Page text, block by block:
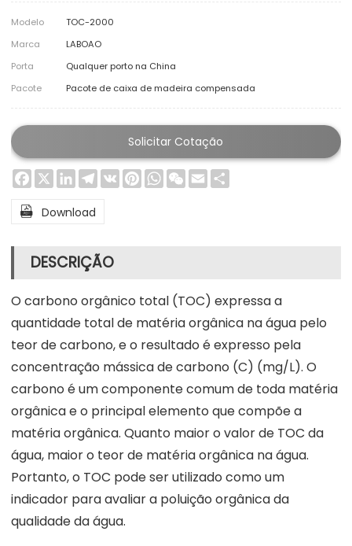
Modelo
TOC-2000
Marca
LABOAO
Porta
Qualquer porto na China
Pacote
Pacote de caixa de madeira compensada
Solicitar Cotação
Facebook
X LinkedInTelegram
VK PinterestWhatsApp
WeChat
Email
 Download
DESCRIÇÃO
O carbono orgânico total (TOC) expressa a
quantidade total de matéria orgânica na água pelo
teor de carbono, e o resultado é expresso pela
concentração mássica de carbono (C) (mg/L). O
carbono é um componente comum de toda matéria
orgânica e o principal elemento que compõe a
matéria orgânica. Quanto maior o valor de TOC da
água, maior o teor de matéria orgânica na água.
Portanto, o TOC pode ser utilizado como um
indicador para avaliar a poluição orgânica da
qualidade da água.